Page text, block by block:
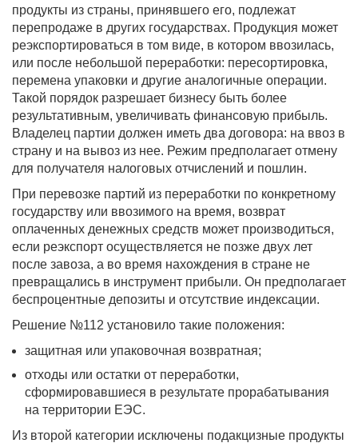
продукты из страны, принявшего его, подлежат
перепродаже в других государствах. Продукция может
реэкспортироваться в том виде, в котором ввозилась,
или после небольшой переработки: пересортировка,
перемена упаковки и другие аналогичные операции.
Такой порядок разрешает бизнесу быть более
результативным, увеличивать финансовую прибыль.
Владелец партии должен иметь два договора: на ввоз в
страну и на вывоз из нее. Режим предполагает отмену
для получателя налоговых отчислений и пошлин.
При перевозке партий из переработки по конкретному
государству или ввозимого на время, возврат
оплаченных денежных средств может производиться,
если реэкспорт осуществляется не позже двух лет
после завоза, а во время нахождения в стране не
превращались в инструмент прибыли. Он предполагает
беспроцентные депозиты и отсутствие индексации.
Решение №112 установило такие положения:
защитная или упаковочная возвратная;
отходы или остатки от переработки,
сформировавшиеся в результате прорабатывания
на территории ЕЭС.
Из второй категории исключены подакцизные продукты